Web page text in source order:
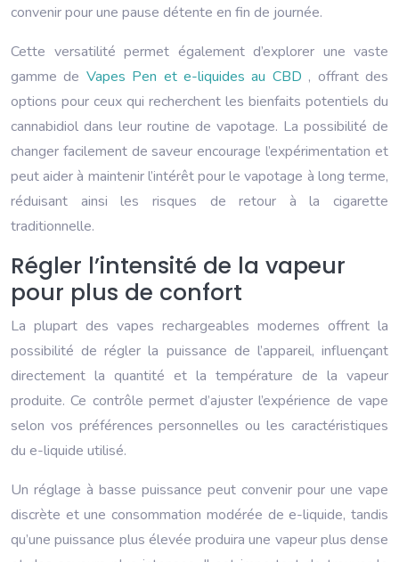
convenir pour une pause détente en fin de journée.
Cette versatilité permet également d’explorer une vaste
gamme de Vapes Pen et e-liquides au CBD , offrant des
options pour ceux qui recherchent les bienfaits potentiels du
cannabidiol dans leur routine de vapotage. La possibilité de
changer facilement de saveur encourage l’expérimentation et
peut aider à maintenir l’intérêt pour le vapotage à long terme,
réduisant ainsi les risques de retour à la cigarette
traditionnelle.
Régler l’intensité de la vapeur
pour plus de confort
La plupart des vapes rechargeables modernes offrent la
possibilité de régler la puissance de l’appareil, influençant
directement la quantité et la température de la vapeur
produite. Ce contrôle permet d’ajuster l’expérience de vape
selon vos préférences personnelles ou les caractéristiques
du e-liquide utilisé.
Un réglage à basse puissance peut convenir pour une vape
discrète et une consommation modérée de e-liquide, tandis
qu’une puissance plus élevée produira une vapeur plus dense